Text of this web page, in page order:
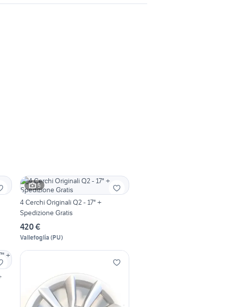
5
4 Cerchi Originali Q2 - 17" +
Spedizione Gratis
420 €
Vallefoglia (PU)